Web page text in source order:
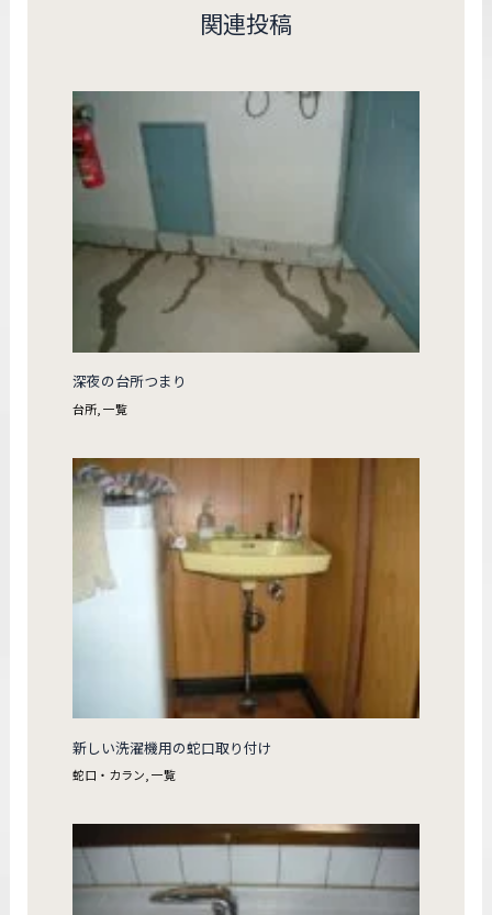
関連投稿
深夜の台所つまり
台所 ,一覧
新しい洗濯機用の蛇口取り付け
蛇口・カラン,一覧